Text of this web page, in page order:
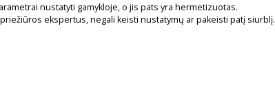
nustatyti gamykloje, o jis pats yra hermetizuotas.
ekspertus, negali keisti nustatymų ar pakeisti patį siurblį.